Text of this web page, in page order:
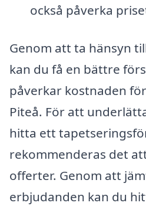
också påverka
Genom att ta hänsyn
kan du få en bättre
påverkar kostnaden
Piteå. För att
hitta ett
rekommenderas det
offerter. Genom att
erbjudanden kan du